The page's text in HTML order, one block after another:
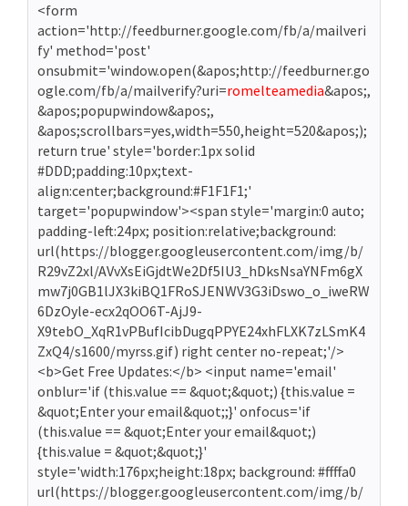
<form
action='http://feedburner.google.com/fb/a/mailveri
fy' method='post'
onsubmit='window.open(&apos;http://feedburner.go
ogle.com/fb/a/mailverify?uri=romelteamedia&apos;,
&apos;popupwindow&apos;,
&apos;scrollbars=yes,width=550,height=520&apos;);
return true' style='border:1px solid
#DDD;padding:10px;text-
align:center;background:#F1F1F1;'
target='popupwindow'><span style='margin:0 auto;
padding-left:24px; position:relative;background:
url(https://blogger.googleusercontent.com/img/b/
R29vZ2xl/AVvXsEiGjdtWe2Df5IU3_hDksNsaYNFm6gX
mw7j0GB1lJX3kiBQ1FRoSJENWV3G3iDswo_o_iweRW
6DzOyle-ecx2qOO6T-AjJ9-
X9tebO_XqR1vPBufIcibDugqPPYE24xhFLXK7zLSmK4
ZxQ4/s1600/myrss.gif) right center no-repeat;'/>
<b>Get Free Updates:</b> <input name='email'
onblur='if (this.value == &quot;&quot;) {this.value =
&quot;Enter your email&quot;;}' onfocus='if
(this.value == &quot;Enter your email&quot;)
{this.value = &quot;&quot;}'
style='width:176px;height:18px; background: #ffffa0
url(https://blogger.googleusercontent.com/img/b/